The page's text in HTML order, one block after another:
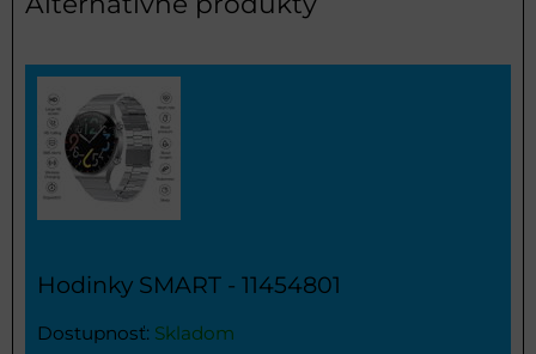
Hodinky SMART - 11454801
Dostupnosť: Skladom